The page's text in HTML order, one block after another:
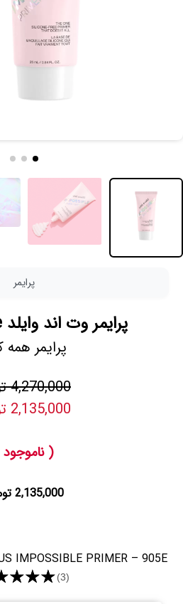
پرایمر
پرایمر وت اند وایلد Impossible
پرایمر همه
4,270,000 تومن
2,135,000 تومن
(
2,135,000 تومان
IMPOSSIBLE PRIMER – 905E
(3)